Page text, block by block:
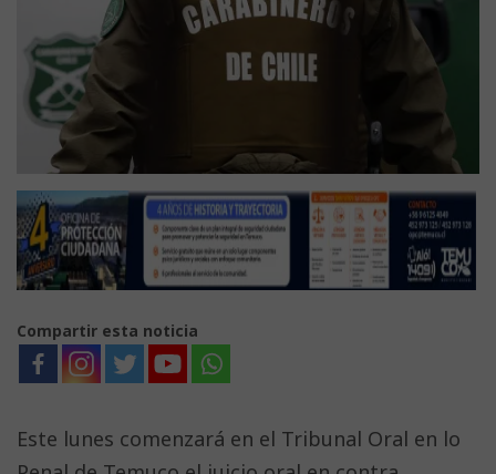
Compartir esta noticia
Este lunes comenzará en el Tribunal Oral en lo